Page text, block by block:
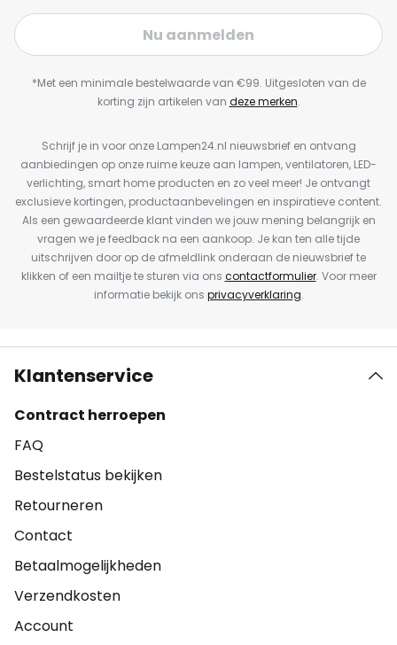
Nu aanmelden
*Met een minimale bestelwaarde van €99. Uitgesloten van de
korting zijn artikelen van deze merken.
Schrijf je in voor onze Lampen24.nl nieuwsbrief en ontvang
aanbiedingen op onze ruime keuze aan lampen, ventilatoren, LED-
verlichting, smart home producten en zo veel meer! Je ontvangt
exclusieve kortingen, productaanbevelingen en inspiratieve content.
Als een gewaardeerde klant vinden we jouw mening belangrijk en
vragen we je feedback na een aankoop. Je kan ten alle tijde
uitschrijven door op de afmeldlink onderaan de nieuwsbrief te
klikken of een mailtje te sturen via ons contactformulier. Voor meer
informatie bekijk ons privacyverklaring.
Klantenservice
Contract herroepen
FAQ
Bestelstatus bekijken
Retourneren
Contact
Betaalmogelijkheden
Verzendkosten
Account